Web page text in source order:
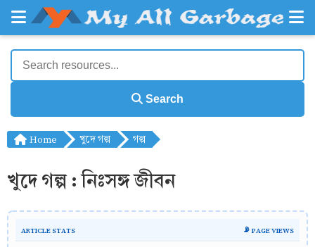
Search
Home খুদে গল্প গল্প
খুদে গল্প : নিঃসঙ্গ জীবন
ARTICLE STATS 📡 PAGE VIEWS